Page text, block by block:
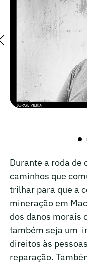
Durante a roda de
caminhos que
trilhar para que a
mineração em
dos danos morais
também seja um
direitos às
reparação.